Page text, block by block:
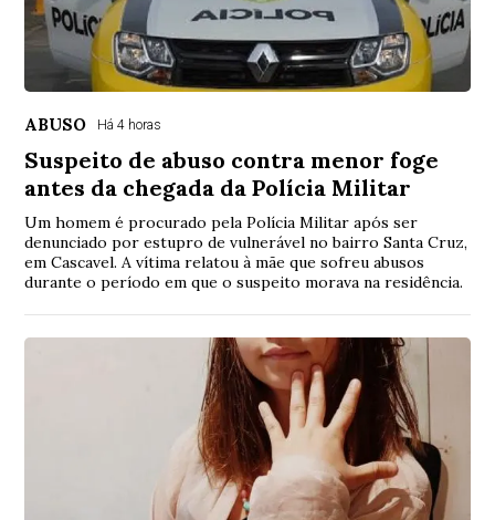
ABUSO Há 4 horas
Suspeito de abuso contra menor foge
antes da chegada da Polícia Militar
Um homem é procurado pela Polícia Militar após ser
denunciado por estupro de vulnerável no bairro Santa Cruz,
em Cascavel. A vítima relatou à mãe que sofreu abusos
durante o período em que o suspeito morava na residência.